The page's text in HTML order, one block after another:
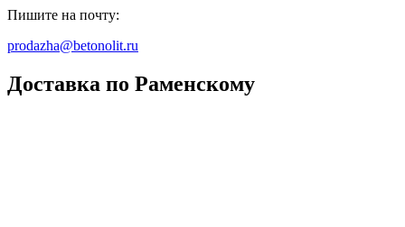
Пишите на почту:
prodazha@betonolit.ru
Доставка по Раменскому